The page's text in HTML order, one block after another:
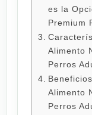
es la
Premium
Alimento
Perros
Alimento
Perros